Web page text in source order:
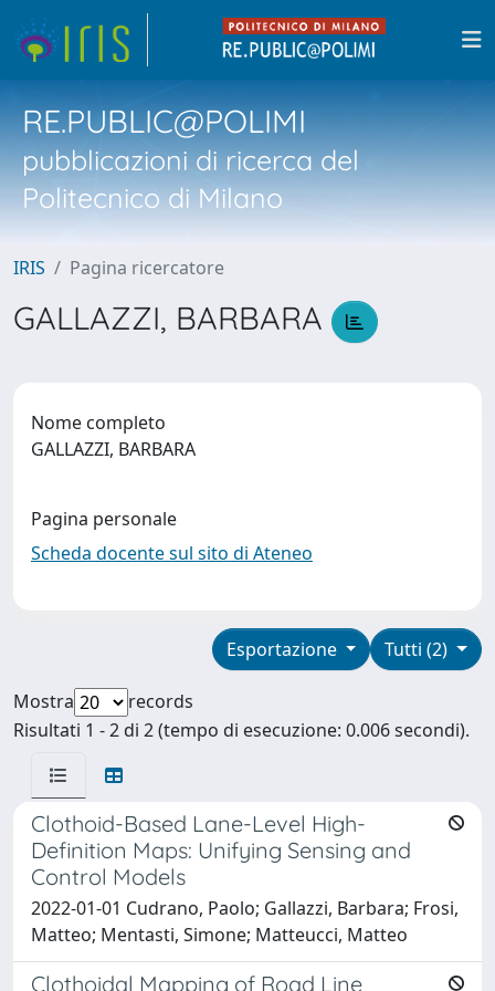
RE.PUBLIC@POLIMI
pubblicazioni di ricerca del
Politecnico di Milano
IRIS Pagina ricercatore
GALLAZZI, BARBARA
Nome completo
GALLAZZI, BARBARA
Pagina personale
Scheda docente sul sito di Ateneo
Tutti (2)
Esportazione
Mostra
records
Risultati 1 - 2 di 2 (tempo di esecuzione: 0.006 secondi).
Clothoid-Based Lane-Level High-
Definition Maps: Unifying Sensing and
Control Models
2022-01-01 Cudrano, Paolo; Gallazzi, Barbara; Frosi,
Matteo; Mentasti, Simone; Matteucci, Matteo
Clothoidal Mapping of Road Line